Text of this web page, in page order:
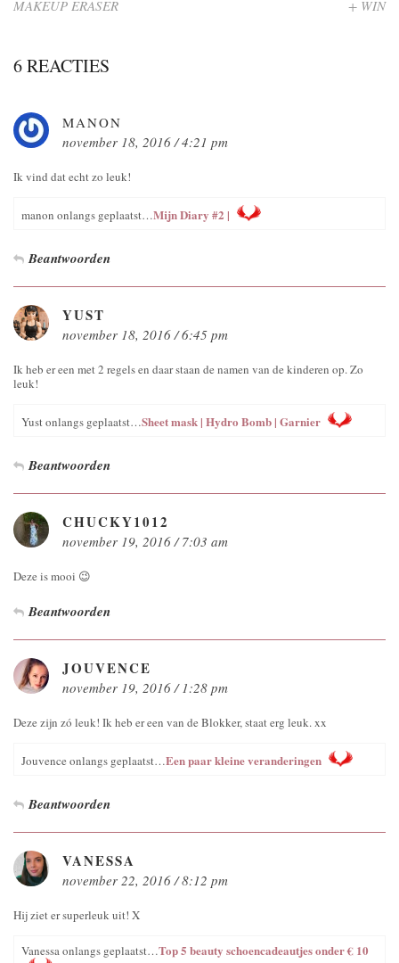
MAKEUP ERASER + WIN
6 REACTIES
MANON
november 18, 2016 / 4:21 pm
Ik vind dat echt zo leuk!
manon onlangs geplaatst…Mijn Diary #2 |
Beantwoorden
YUST
november 18, 2016 / 6:45 pm
Ik heb er een met 2 regels en daar staan de namen van de kinderen op. Zo
leuk!
Yust onlangs geplaatst…Sheet mask | Hydro Bomb | Garnier
Beantwoorden
CHUCKY1012
november 19, 2016 / 7:03 am
Deze is mooi 😉
Beantwoorden
JOUVENCE
november 19, 2016 / 1:28 pm
Deze zijn zó leuk! Ik heb er een van de Blokker, staat erg leuk. xx
Jouvence onlangs geplaatst…Een paar kleine veranderingen
Beantwoorden
VANESSA
november 22, 2016 / 8:12 pm
Hij ziet er superleuk uit! X
Vanessa onlangs geplaatst…Top 5 beauty schoencadeautjes onder € 10